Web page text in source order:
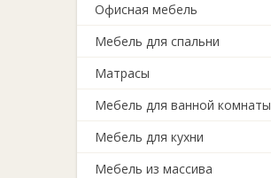
Офисная мебель
Мебель для спальни
Матрасы
Мебель для ванной комнаты
Мебель для кухни
Мебель из массива